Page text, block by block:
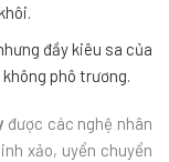
đầy kiêu sa của
phô trương.
được các nghệ nhân
xảo, uyển chuyển